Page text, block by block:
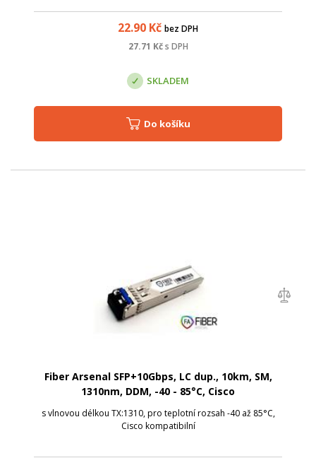
22.90 Kč bez DPH
27.71 Kč s DPH
SKLADEM
Do košíku
Fiber Arsenal SFP+10Gbps, LC dup., 10km, SM,
1310nm, DDM, -40 - 85°C, Cisco
s vlnovou délkou TX:1310, pro teplotní rozsah -40 až 85°C,
Cisco kompatibilní